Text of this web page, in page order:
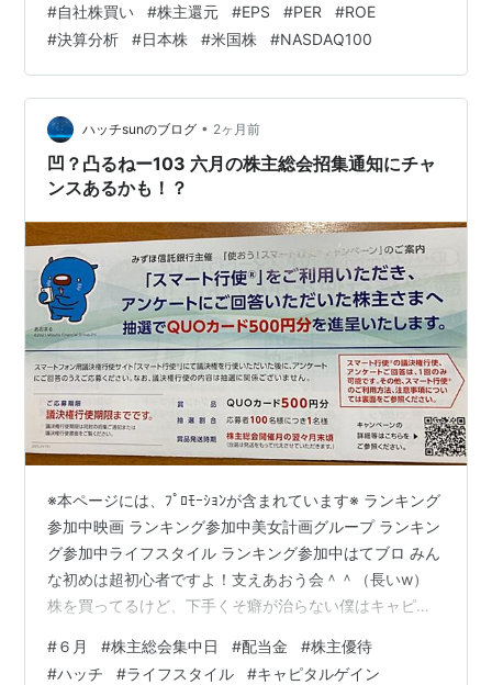
株買い」 です。 しかし最近の市場では、 この自社株買
いについて、 ✔ 株主思いの還元策 なのか、 ✔ EPSを盛
るための株価ドーピング なのか、 大激論が巻き起こって
います。 今回のテーマは、 「自社株買い」 です。 ◆ そ
もそも「自社株買い」とは何か？ —— ビビり…
#自社株買い #株主還元 #EPS #PER #ROE
#決算分析 #日本株 #米国株 #NASDAQ100
ハッチsunのブログ • 2ヶ月前
凹？凸るねー103 六月の株主総会招集通知にチャ
ンスあるかも！？
※本ページには、ﾌﾟﾛﾓｰｼｮﾝが含まれています※ ランキング
参加中映画 ランキング参加中美女計画グループ ランキン
グ参加中ライフスタイル ランキング参加中はてブロ みん
な初めは超初心者ですよ！支えあおう会＾＾（長いw）
株を買ってるけど、下手くそ癖が治らない僕はキャピタ
たり、塩漬けしてしまっていたりしてるー。塩漬けして
#６月 #株主総会集中日 #配当金 #株主優待
#ハッチ #ライフスタイル #キャピタルゲイン